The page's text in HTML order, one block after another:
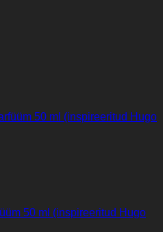
50 ml (inspireeritud Hugo